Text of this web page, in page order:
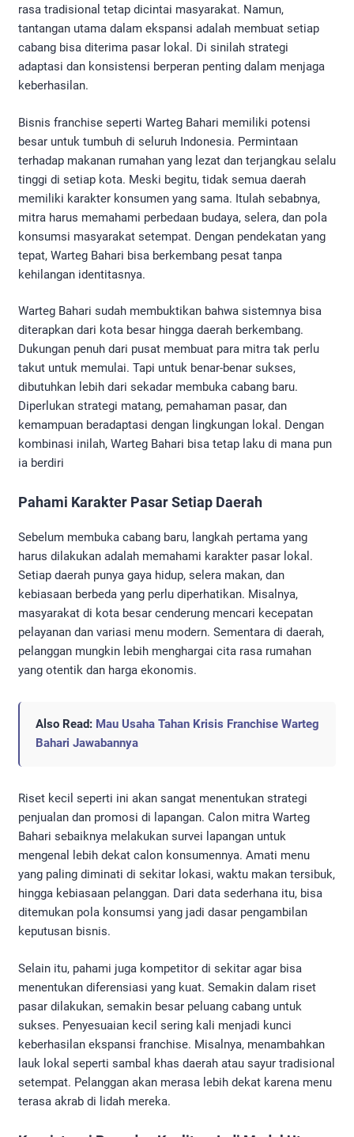
rasa tradisional tetap dicintai masyarakat. Namun,
tantangan utama dalam ekspansi adalah membuat setiap
cabang bisa diterima pasar lokal. Di sinilah strategi
adaptasi dan konsistensi berperan penting dalam menjaga
keberhasilan.
Bisnis franchise seperti Warteg Bahari memiliki potensi
besar untuk tumbuh di seluruh Indonesia. Permintaan
terhadap makanan rumahan yang lezat dan terjangkau selalu
tinggi di setiap kota. Meski begitu, tidak semua daerah
memiliki karakter konsumen yang sama. Itulah sebabnya,
mitra harus memahami perbedaan budaya, selera, dan pola
konsumsi masyarakat setempat. Dengan pendekatan yang
tepat, Warteg Bahari bisa berkembang pesat tanpa
kehilangan identitasnya.
Warteg Bahari sudah membuktikan bahwa sistemnya bisa
diterapkan dari kota besar hingga daerah berkembang.
Dukungan penuh dari pusat membuat para mitra tak perlu
takut untuk memulai. Tapi untuk benar-benar sukses,
dibutuhkan lebih dari sekadar membuka cabang baru.
Diperlukan strategi matang, pemahaman pasar, dan
kemampuan beradaptasi dengan lingkungan lokal. Dengan
kombinasi inilah, Warteg Bahari bisa tetap laku di mana pun
ia berdiri
Pahami Karakter Pasar Setiap Daerah
Sebelum membuka cabang baru, langkah pertama yang
harus dilakukan adalah memahami karakter pasar lokal.
Setiap daerah punya gaya hidup, selera makan, dan
kebiasaan berbeda yang perlu diperhatikan. Misalnya,
masyarakat di kota besar cenderung mencari kecepatan
pelayanan dan variasi menu modern. Sementara di daerah,
pelanggan mungkin lebih menghargai cita rasa rumahan
yang otentik dan harga ekonomis.
Also Read: Mau Usaha Tahan Krisis Franchise Warteg
Bahari Jawabannya
Riset kecil seperti ini akan sangat menentukan strategi
penjualan dan promosi di lapangan. Calon mitra Warteg
Bahari sebaiknya melakukan survei lapangan untuk
mengenal lebih dekat calon konsumennya. Amati menu
yang paling diminati di sekitar lokasi, waktu makan tersibuk,
hingga kebiasaan pelanggan. Dari data sederhana itu, bisa
ditemukan pola konsumsi yang jadi dasar pengambilan
keputusan bisnis.
Selain itu, pahami juga kompetitor di sekitar agar bisa
menentukan diferensiasi yang kuat. Semakin dalam riset
pasar dilakukan, semakin besar peluang cabang untuk
sukses. Penyesuaian kecil sering kali menjadi kunci
keberhasilan ekspansi franchise. Misalnya, menambahkan
lauk lokal seperti sambal khas daerah atau sayur tradisional
setempat. Pelanggan akan merasa lebih dekat karena menu
terasa akrab di lidah mereka.